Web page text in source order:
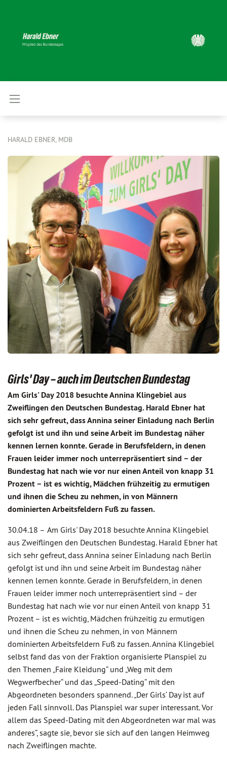
HARALD EBNER, MDB
Girls' Day – auch im Deutschen Bundestag
Am Girls' Day 2018 besuchte Annina Klingebiel aus
Zweiflingen den Deutschen Bundestag. Harald Ebner hat
sich sehr gefreut, dass Annina seiner Einladung nach Berlin
gefolgt ist und ihn und seine Arbeit im Bundestag näher
kennen lernen konnte. Gerade in Berufsfeldern, in denen
Frauen leider immer noch unterrepräsentiert sind – der
Bundestag hat nach wie vor nur einen Anteil von knapp 31
Prozent – ist es wichtig, Mädchen frühzeitig zu ermutigen
und ihnen die Scheu zu nehmen, in von Männern
dominierten Arbeitsfeldern Fuß zu fassen.
30.04.18 – Am Girls' Day 2018 besuchte Annina Klingebiel
aus Zweiflingen den Deutschen Bundestag. Harald Ebner hat
sich sehr gefreut, dass Annina seiner Einladung nach Berlin
gefolgt ist und ihn und seine Arbeit im Bundestag näher
kennen lernen konnte. Gerade in Berufsfeldern, in denen
Frauen leider immer noch unterrepräsentiert sind – der
Bundestag hat nach wie vor nur einen Anteil von knapp 31
Prozent – ist es wichtig, Mädchen frühzeitig zu ermutigen
und ihnen die Scheu zu nehmen, in von Männern
dominierten Arbeitsfeldern Fuß zu fassen. Annina Klingebiel
selbst fand das von der Fraktion organisierte Planspiel zu
den Themen „Faire Kleidung“ und „Weg mit dem
Wegwerfbecher“ und das „Speed-Dating“ mit den
Abgeordneten besonders spannend. „Der Girls‘ Day ist auf
jeden Fall sinnvoll. Das Planspiel war super interessant. Vor
allem das Speed-Dating mit den Abgeordneten war mal was
anderes“, sagte sie, bevor sie sich auf den langen Heimweg
nach Zweiflingen machte.